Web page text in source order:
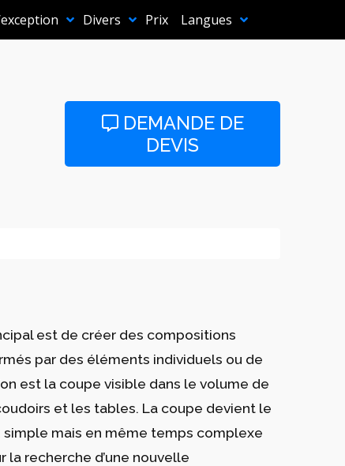
Divers Prix Langues
DEMANDE DE
DEVIS
est de créer des compositions
par des éléments individuels ou de
est la coupe visible dans le volume de
et les tables. La coupe devient le
mais en même temps complexe
recherche d’une nouvelle